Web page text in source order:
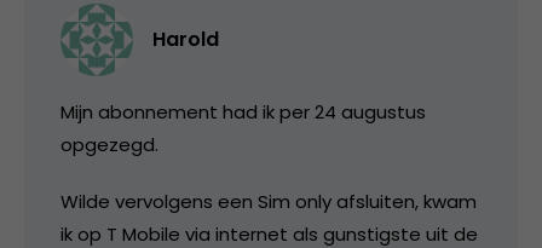
Harold
Mijn abonnement had ik per 24 augustus
opgezegd.
Wilde vervolgens een Sim only afsluiten, kwam
ik op T Mobile via internet als gunstigste uit de